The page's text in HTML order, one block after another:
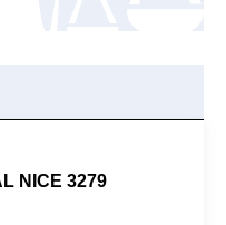
NICE 3279